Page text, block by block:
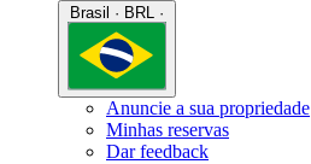
Anuncie a sua propriedade
Minhas reservas
Dar feedback